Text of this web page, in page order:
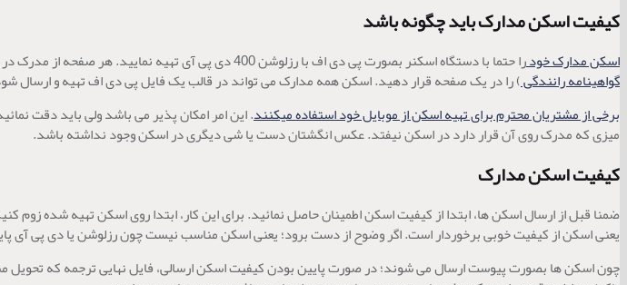
کیفیت اسکن مدارک باید چگونه باشد
اسکن مدارک خودرا حتما با دستگاه اسکنر بصورت پی دی اف با رزلوشن 400 دی پی آی تهیه نمایید. هر صفحه از مدرک در یک صفحه اسکن قرار داشته باشد. شما نباید مدارک مختلف (مثل کارت نظام مهندسی و
گواهینامه رانندگی) را در یک صفحه قرار دهید. اسکن همه مدارک می تواند در قالب یک فایل پی دی اف تهیه و ارسال
برخی از مشتریان محترم برای تهیه اسکن از موبایل خود استفاده میکنند. این امر امکان پذیر می باشد ولی باید دقت
میزی که مدرک روی آن قرار دارد در اسکن نیفتد. عکس انگشتان دست یا شی دیگری در اسکن وجود نداشته باشد.
کیفیت اسکن مدارک
ضمنا قبل از ارسال اسکن ها، ابتدا از کیفیت اسکن اطمینان حاصل نمائید. برای این کار، ابتدا روی اسکن تهیه شده
یعنی اسکن از کیفیت خوبی برخوردار است. اگر وضوح از دست برود؛ یعنی اسکن مناسب نیست چون رزلوشن یا دی پی آی
چون اسکن ها بصورت پیوست ارسال می شوند؛ در صورت پایین بودن کیفیت اسکن ارسالی، فایل نهایی ترجمه که تحویل